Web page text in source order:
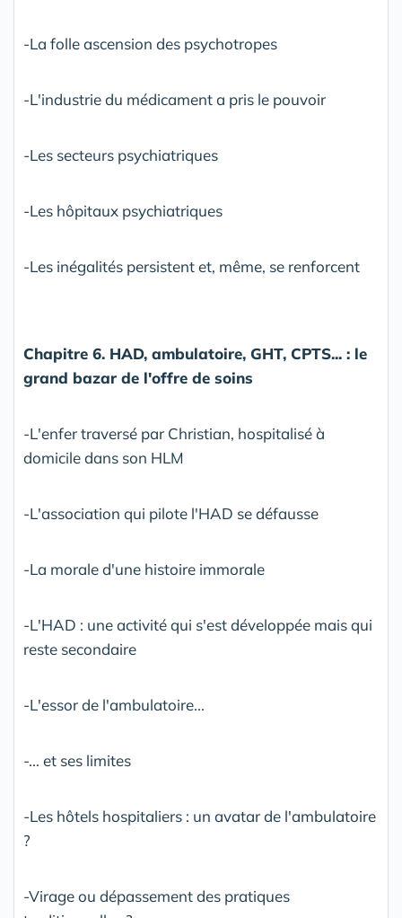
-La folle ascension des psychotropes
-L'industrie du médicament a pris le pouvoir
-Les secteurs psychiatriques
-Les hôpitaux psychiatriques
-Les inégalités persistent et, même, se renforcent
Chapitre 6. HAD, ambulatoire, GHT, CPTS... : le
grand bazar de l'offre de soins
-L'enfer traversé par Christian, hospitalisé à
domicile dans son HLM
-L'association qui pilote l'HAD se défausse
-La morale d'une histoire immorale
-L'HAD : une activité qui s'est développée mais qui
reste secondaire
-L'essor de l'ambulatoire...
-... et ses limites
-Les hôtels hospitaliers : un avatar de l'ambulatoire
?
-Virage ou dépassement des pratiques